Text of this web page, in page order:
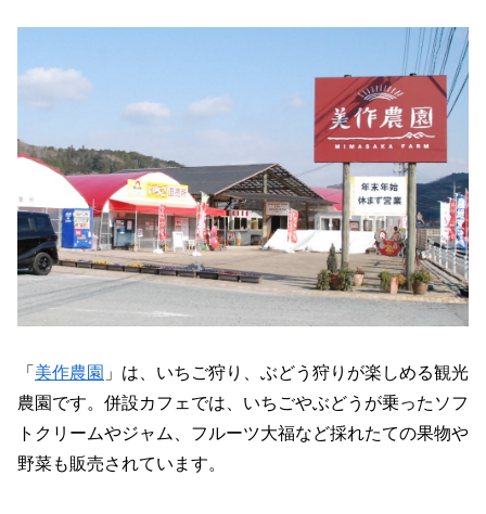
「 美作農園 」は、いちご狩り、ぶどう狩りが楽しめる観光
農園です。併設カフェでは、いちごやぶどうが乗ったソフ
トクリームやジャム、フルーツ大福など採れたての果物や
野菜も販売されています。